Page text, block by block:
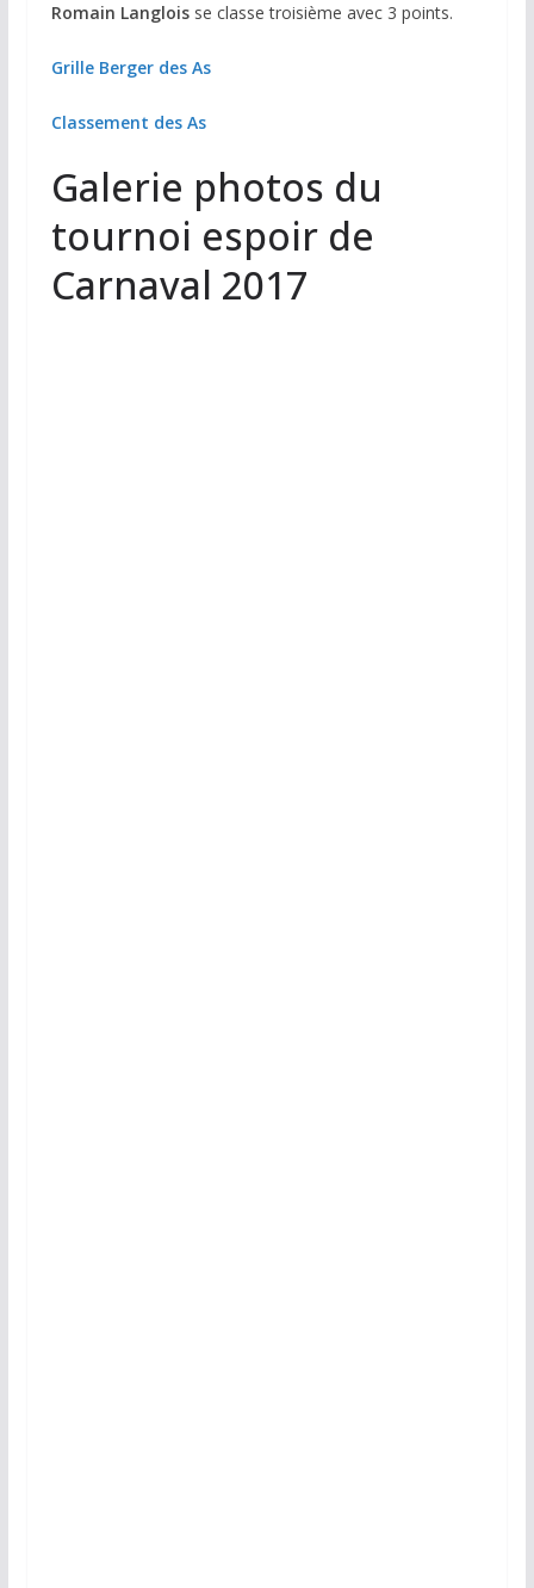
Romain Langloisse classe troisième avec 3 points.
Grille Berger des As
Classement des As
Galerie photos du
tournoi espoir de
Carnaval 2017